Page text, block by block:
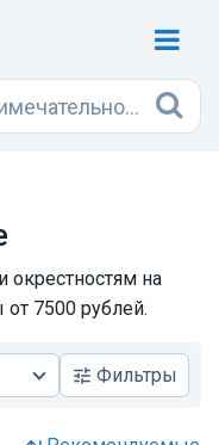
окрестностям на
от 7500 рублей.
Фильтры